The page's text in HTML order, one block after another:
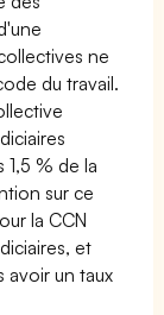
ne
du travail.
% de la
sur ce
la CCN
et
avoir un taux